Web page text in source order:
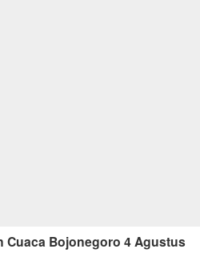
Cuaca Bojonegoro 4 Agustus